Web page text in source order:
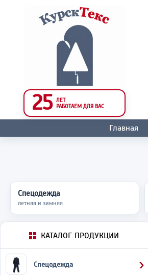
25 ЛЕТ
РАБОТАЕМ ДЛЯ ВАС
Главная
Спецодежда
летняя и зимняя
КАТАЛОГ ПРОДУКЦИИ
Спецодежда